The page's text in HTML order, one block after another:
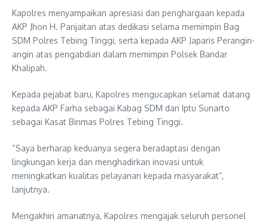
Kapolres menyampaikan apresiasi dan penghargaan kepada
AKP Jhon H. Panjaitan atas dedikasi selama memimpin Bag
SDM Polres Tebing Tinggi, serta kepada AKP Japaris Perangin-
angin atas pengabdian dalam memimpin Polsek Bandar
Khalipah.
Kepada pejabat baru, Kapolres mengucapkan selamat datang
kepada AKP Farha sebagai Kabag SDM dan Iptu Sunarto
sebagai Kasat Binmas Polres Tebing Tinggi.
“Saya berharap keduanya segera beradaptasi dengan
lingkungan kerja dan menghadirkan inovasi untuk
meningkatkan kualitas pelayanan kepada masyarakat”,
lanjutnya.
Mengakhiri amanatnya, Kapolres mengajak seluruh personel